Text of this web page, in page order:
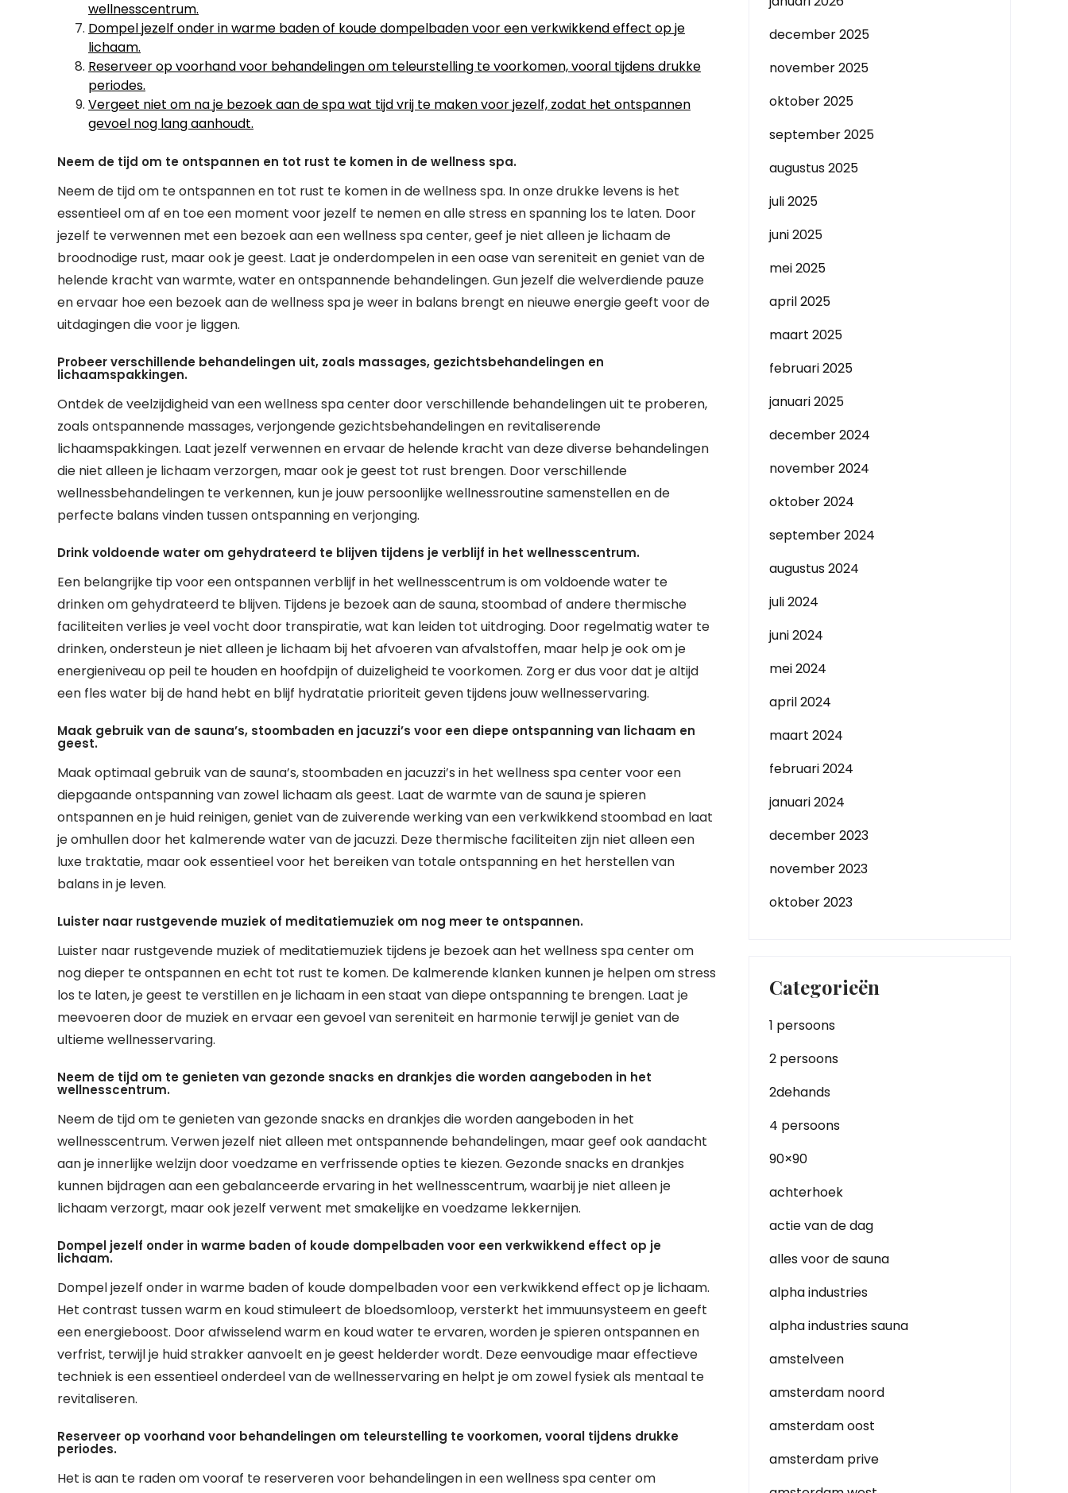
wellnesscentrum.
Dompel jezelf onder in warme baden of koude dompelbaden voor een verkwikkend effect op je
lichaam.
Reserveer op voorhand voor behandelingen om teleurstelling te voorkomen, vooral tijdens drukke
periodes.
Vergeet niet om na je bezoek aan de spa wat tijd vrij te maken voor jezelf, zodat het ontspannen
gevoel nog lang aanhoudt.
Neem de tijd om te ontspannen en tot rust te komen in de wellness spa.
Neem de tijd om te ontspannen en tot rust te komen in de wellness spa. In onze drukke levens is het
essentieel om af en toe een moment voor jezelf te nemen en alle stress en spanning los te laten. Door
jezelf te verwennen met een bezoek aan een wellness spa center, geef je niet alleen je lichaam de
broodnodige rust, maar ook je geest. Laat je onderdompelen in een oase van sereniteit en geniet van de
helende kracht van warmte, water en ontspannende behandelingen. Gun jezelf die welverdiende pauze
en ervaar hoe een bezoek aan de wellness spa je weer in balans brengt en nieuwe energie geeft voor de
uitdagingen die voor je liggen.
Probeer verschillende behandelingen uit, zoals massages, gezichtsbehandelingen en
lichaamspakkingen.
Ontdek de veelzijdigheid van een wellness spa center door verschillende behandelingen uit te proberen,
zoals ontspannende massages, verjongende gezichtsbehandelingen en revitaliserende
lichaamspakkingen. Laat jezelf verwennen en ervaar de helende kracht van deze diverse behandelingen
die niet alleen je lichaam verzorgen, maar ook je geest tot rust brengen. Door verschillende
wellnessbehandelingen te verkennen, kun je jouw persoonlijke wellnessroutine samenstellen en de
perfecte balans vinden tussen ontspanning en verjonging.
Drink voldoende water om gehydrateerd te blijven tijdens je verblijf in het wellnesscentrum.
Een belangrijke tip voor een ontspannen verblijf in het wellnesscentrum is om voldoende water te
drinken om gehydrateerd te blijven. Tijdens je bezoek aan de sauna, stoombad of andere thermische
faciliteiten verlies je veel vocht door transpiratie, wat kan leiden tot uitdroging. Door regelmatig water te
drinken, ondersteun je niet alleen je lichaam bij het afvoeren van afvalstoffen, maar help je ook om je
energieniveau op peil te houden en hoofdpijn of duizeligheid te voorkomen. Zorg er dus voor dat je altijd
een fles water bij de hand hebt en blijf hydratatie prioriteit geven tijdens jouw wellnesservaring.
Maak gebruik van de sauna’s, stoombaden en jacuzzi’s voor een diepe ontspanning van lichaam en
geest.
Maak optimaal gebruik van de sauna’s, stoombaden en jacuzzi’s in het wellness spa center voor een
diepgaande ontspanning van zowel lichaam als geest. Laat de warmte van de sauna je spieren
ontspannen en je huid reinigen, geniet van de zuiverende werking van een verkwikkend stoombad en laat
je omhullen door het kalmerende water van de jacuzzi. Deze thermische faciliteiten zijn niet alleen een
luxe traktatie, maar ook essentieel voor het bereiken van totale ontspanning en het herstellen van
balans in je leven.
Luister naar rustgevende muziek of meditatiemuziek om nog meer te ontspannen.
Luister naar rustgevende muziek of meditatiemuziek tijdens je bezoek aan het wellness spa center om
nog dieper te ontspannen en echt tot rust te komen. De kalmerende klanken kunnen je helpen om stress
los te laten, je geest te verstillen en je lichaam in een staat van diepe ontspanning te brengen. Laat je
meevoeren door de muziek en ervaar een gevoel van sereniteit en harmonie terwijl je geniet van de
ultieme wellnesservaring.
Neem de tijd om te genieten van gezonde snacks en drankjes die worden aangeboden in het
wellnesscentrum.
Neem de tijd om te genieten van gezonde snacks en drankjes die worden aangeboden in het
wellnesscentrum. Verwen jezelf niet alleen met ontspannende behandelingen, maar geef ook aandacht
aan je innerlijke welzijn door voedzame en verfrissende opties te kiezen. Gezonde snacks en drankjes
kunnen bijdragen aan een gebalanceerde ervaring in het wellnesscentrum, waarbij je niet alleen je
lichaam verzorgt, maar ook jezelf verwent met smakelijke en voedzame lekkernijen.
Dompel jezelf onder in warme baden of koude dompelbaden voor een verkwikkend effect op je
lichaam.
Dompel jezelf onder in warme baden of koude dompelbaden voor een verkwikkend effect op je lichaam.
Het contrast tussen warm en koud stimuleert de bloedsomloop, versterkt het immuunsysteem en geeft
een energieboost. Door afwisselend warm en koud water te ervaren, worden je spieren ontspannen en
verfrist, terwijl je huid strakker aanvoelt en je geest helderder wordt. Deze eenvoudige maar effectieve
techniek is een essentieel onderdeel van de wellnesservaring en helpt je om zowel fysiek als mentaal te
revitaliseren.
Reserveer op voorhand voor behandelingen om teleurstelling te voorkomen, vooral tijdens drukke
periodes.
Het is aan te raden om vooraf te reserveren voor behandelingen in een wellness spa center om
december 2025
november 2025
oktober 2025
september 2025
augustus 2025
juli 2025
juni 2025
mei 2025
april 2025
maart 2025
februari 2025
januari 2025
december 2024
november 2024
oktober 2024
september 2024
augustus 2024
juli 2024
juni 2024
mei 2024
april 2024
maart 2024
februari 2024
januari 2024
december 2023
november 2023
oktober 2023
Categorieën
1 persoons
2 persoons
2dehands
4 persoons
90×90
achterhoek
actie van de dag
alles voor de sauna
alpha industries
alpha industries sauna
amstelveen
amsterdam noord
amsterdam oost
amsterdam prive